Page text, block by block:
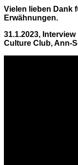
Vielen lieben Dank
Erwähnungen.
31.1.2023,
Culture Club, Ann-